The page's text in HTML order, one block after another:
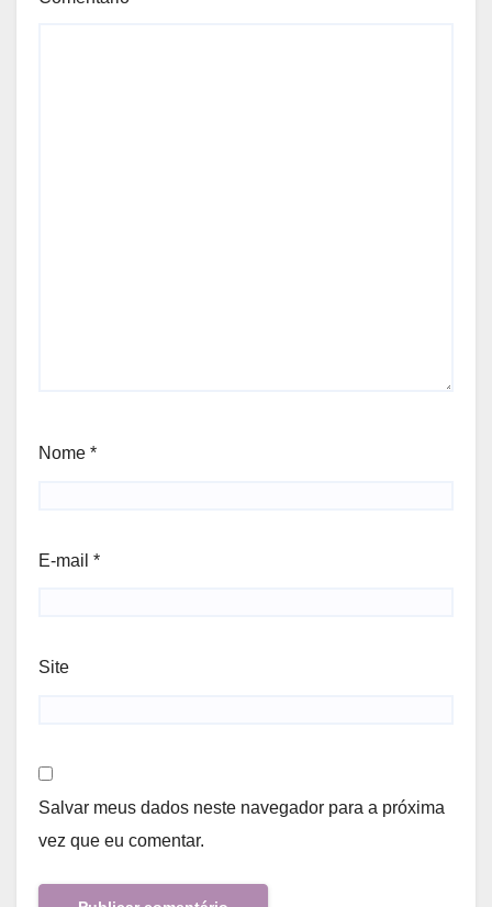
Nome *
E-mail *
Site
Salvar meus dados neste navegador para a próxima
vez que eu comentar.